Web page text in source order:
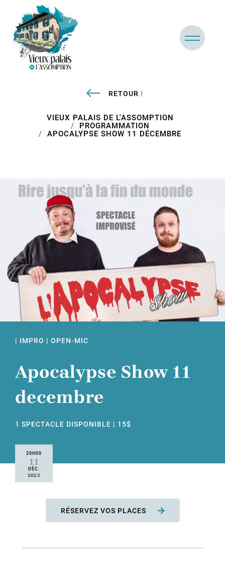
RETOUR
VIEUX PALAIS DE L'ASSOMPTION
PROGRAMMATION
APOCALYPSE SHOW 11 DÉCEMBRE
| IMPRO | OPEN-MIC
Apocalypse Show 11
decembre
1 SPECTACLE DISPONIBLE | 15$
20H00
11
DÉC.
2025
RÉSERVEZ VOS PLACES